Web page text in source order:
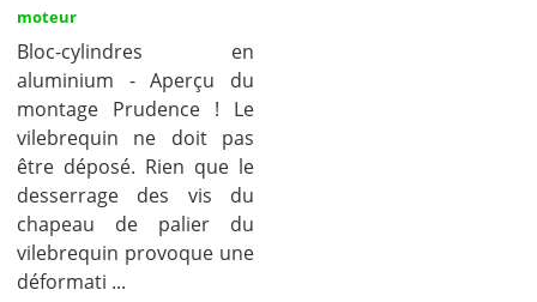
moteur
Bloc-cylindres en
aluminium - Aperçu du
montage Prudence ! Le
vilebrequin ne doit pas
être déposé. Rien que le
desserrage des vis du
chapeau de palier du
vilebrequin provoque une
déformati ...